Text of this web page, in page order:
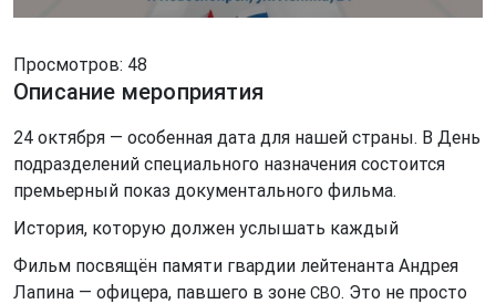
Просмотров: 48
Описание мероприятия
24 октября — особенная дата для нашей страны. В День
подразделений специального назначения состоится
премьерный показ документального фильма.
История, которую должен услышать каждый
Фильм посвящён памяти гвардии лейтенанта Андрея
Лапина — офицера, павшего в зоне СВО. Это не просто